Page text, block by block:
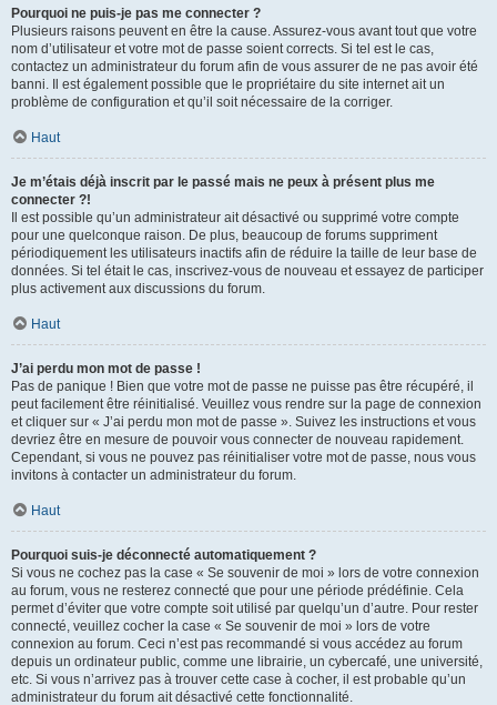
Pourquoi ne puis-je pas me connecter ?
Plusieurs raisons peuvent en être la cause. Assurez-vous avant tout que votre
nom d’utilisateur et votre mot de passe soient corrects. Si tel est le cas,
contactez un administrateur du forum afin de vous assurer de ne pas avoir été
banni. Il est également possible que le propriétaire du site internet ait un
problème de configuration et qu’il soit nécessaire de la corriger.
Haut
Je m’étais déjà inscrit par le passé mais ne peux à présent plus me
connecter ?!
Il est possible qu’un administrateur ait désactivé ou supprimé votre compte
pour une quelconque raison. De plus, beaucoup de forums suppriment
périodiquement les utilisateurs inactifs afin de réduire la taille de leur base de
données. Si tel était le cas, inscrivez-vous de nouveau et essayez de participer
plus activement aux discussions du forum.
Haut
J’ai perdu mon mot de passe !
Pas de panique ! Bien que votre mot de passe ne puisse pas être récupéré, il
peut facilement être réinitialisé. Veuillez vous rendre sur la page de connexion
et cliquer sur « J’ai perdu mon mot de passe ». Suivez les instructions et vous
devriez être en mesure de pouvoir vous connecter de nouveau rapidement.
Cependant, si vous ne pouvez pas réinitialiser votre mot de passe, nous vous
invitons à contacter un administrateur du forum.
Haut
Pourquoi suis-je déconnecté automatiquement ?
Si vous ne cochez pas la case « Se souvenir de moi » lors de votre connexion
au forum, vous ne resterez connecté que pour une période prédéfinie. Cela
permet d’éviter que votre compte soit utilisé par quelqu’un d’autre. Pour rester
connecté, veuillez cocher la case « Se souvenir de moi » lors de votre
connexion au forum. Ceci n’est pas recommandé si vous accédez au forum
depuis un ordinateur public, comme une librairie, un cybercafé, une université,
etc. Si vous n’arrivez pas à trouver cette case à cocher, il est probable qu’un
administrateur du forum ait désactivé cette fonctionnalité.